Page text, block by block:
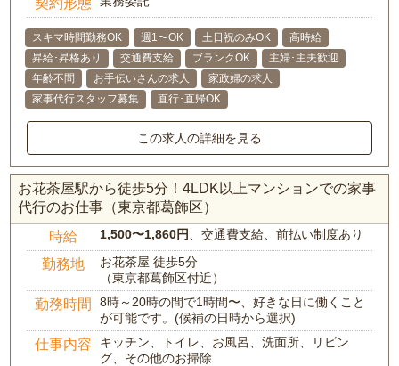
スキマ時間勤務OK 週1〜OK 土日祝のみOK
高時給
昇給･昇格あり
交通費支給 ブランクOK
主婦･主夫歓迎
年齢不問
お手伝いさんの求人
家政婦の求人
家事代行スタッフ募集
直行･直帰OK
この求人の詳細を見る
お花茶屋駅から徒歩5分！4LDK以上マンションでの家事
代行のお仕事（東京都葛飾区）
時給 1,500〜1,860円 、交通費支給、前払い制度あり
勤務地
お花茶屋 徒歩5分
（東京都葛飾区付近）
勤務時間
8時～20時の間で1時間〜、好きな日に働くこと
が可能です。(候補の日時から選択)
仕事内容
キッチン、トイレ、お風呂、洗面所、リビン
グ、その他のお掃除